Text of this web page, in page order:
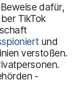
dafür,
TikTok
und
verstoßen.
-